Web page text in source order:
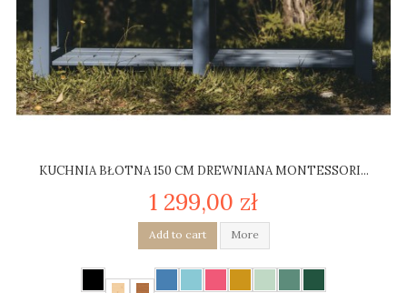
KUCHNIA BŁOTNA 150 CM DREWNIANA MONTESSORI...
1 299,00 zł
Add to cart More